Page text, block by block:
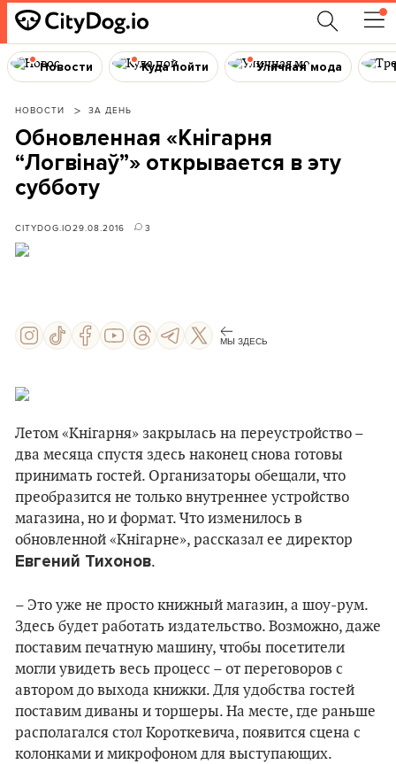
Новости Куда пойти Уличная мода
НОВОСТИ ЗА ДЕНЬ
Обновленная «Кнігарня
“Логвінаў”» открывается в эту
субботу
CITYDOG.IO29.08.2016 3
МЫ ЗДЕСЬ
Летом «Кнігарня» закрылась на переустройство –
два месяца спустя здесь наконец снова готовы
принимать гостей. Организаторы обещали, что
преобразится не только внутреннее устройство
магазина, но и формат. Что изменилось в
обновленной «Кнігарне», рассказал ее директор
Евгений Тихонов.
– Это уже не просто книжный магазин, а шоу-рум.
Здесь будет работать издательство. Возможно, даже
поставим печатную машину, чтобы посетители
могли увидеть весь процесс – от переговоров с
автором до выхода книжки. Для удобства гостей
поставим диваны и торшеры. На месте, где раньше
располагался стол Короткевича, появится сцена с
колонками и микрофоном для выступающих.